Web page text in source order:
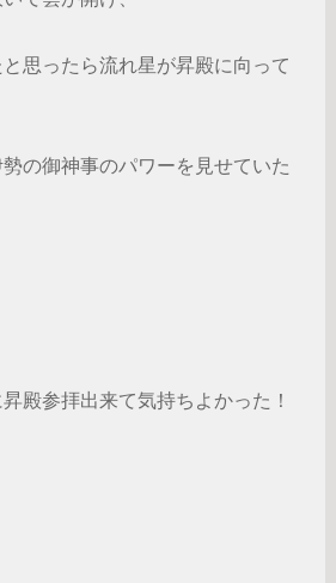
思ったら流れ星が昇殿に向って
の御神事のパワーを見せていた
殿参拝出来て気持ちよかった！